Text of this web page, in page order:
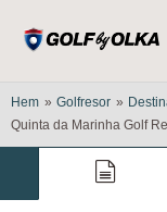
Hem » Golfresor »
Quinta da Marinha Golf